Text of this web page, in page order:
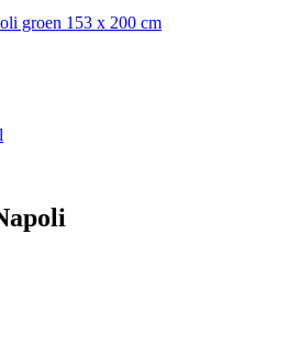
groen 153 x 200 cm